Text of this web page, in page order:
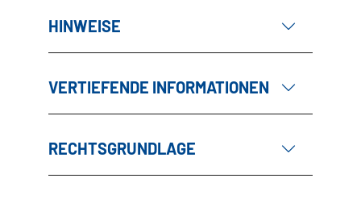
HINWEISE
VERTIEFENDE INFORMATIONEN
RECHTSGRUNDLAGE